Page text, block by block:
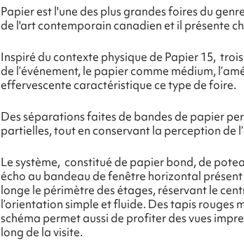
Papier est l'une des plus grandes foires du
de l'art contemporain canadien et il présente
Inspiré du contexte physique de Papier 15,
de l’événement, le papier comme médium,
effervescente caractéristique ce type de foire.
Des séparations faites de bandes de papier
partielles, tout en conservant la perception de
Le système, constitué de papier bond, de
écho au bandeau de fenêtre horizontal
longe le périmètre des étages, réservant le
l’orientation simple et fluide. Des tapis rouges
schéma permet aussi de profiter des vues
long de la visite.